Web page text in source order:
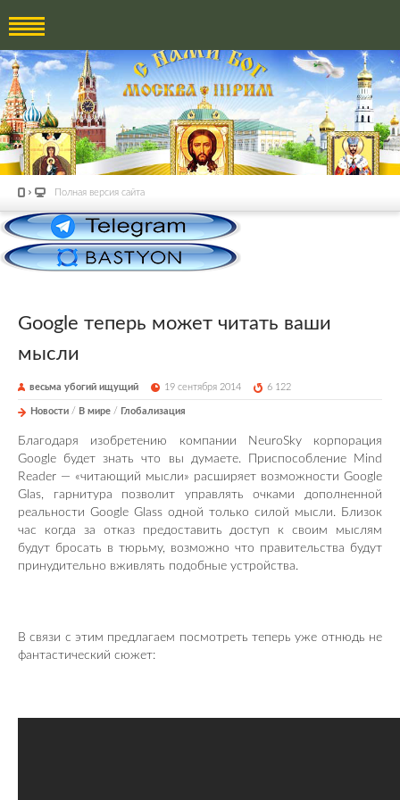
Полная версия сайта
Google теперь может читать ваши
мысли
весьма убогий ищущий 19 сентября 2014 6 122
Новости / В мире / Глобализация
Благодаря изобретению компании NeuroSky корпорация
Google будет знать что вы думаете. Приспособление Mind
Reader — «читающий мысли» расширяет возможности Google
Glas, гарнитура позволит управлять очками дополненной
реальности Google Glass одной только силой мысли. Близок
час когда за отказ предоставить доступ к своим мыслям
будут бросать в тюрьму, возможно что правительства будут
принудительно вживлять подобные устройства.
В связи с этим предлагаем посмотреть теперь уже отнюдь не
фантастический сюжет: